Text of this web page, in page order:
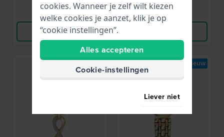
Vergelijk
Bekijk Product
Nieuw
cookies. Wanneer je zelf wilt kiezen
welke cookies je aanzet, klik je op
“cookie instellingen”.
Alles accepteren
Cookie-instellingen
Liever niet